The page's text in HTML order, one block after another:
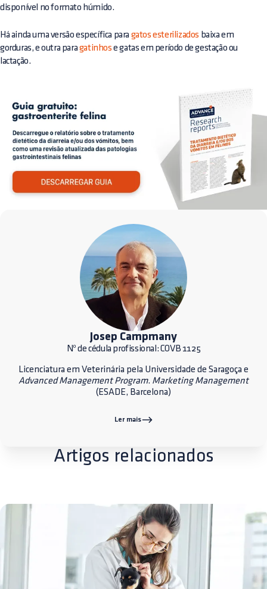
disponível no formato húmido.
Há ainda uma versão específica para gatos esterilizados baixa em
gorduras, e outra para gatinhos e gatas em período de gestação ou
lactação.
Josep Campmany
Nº de cédula profissional: COVB 1125
Licenciatura em Veterinária pela Universidade de Saragoça e
Advanced Management Program. Marketing Management
(ESADE, Barcelona)
Ler mais
Artigos relacionados